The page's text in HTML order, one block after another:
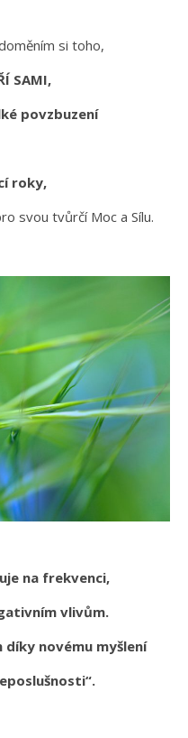
si toho,
SAMI,
povzbuzení
roky,
svou tvůrčí Moc a Sílu.
na frekvenci,
vlivům.
novému myšlení